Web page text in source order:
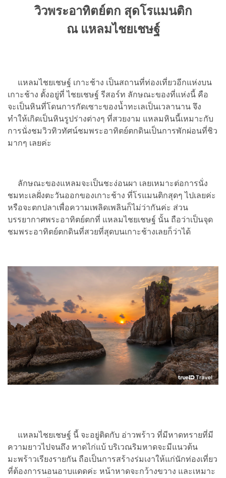
วิวพระอาทิตย์ตก สุดโรแมนติก
ณ แหลมไชยเชษฐ์
แหลมไชยเชษฐ์ เกาะช้าง เป็นสถานที่ท่องเที่ยวอีกแห่งบน
เกาะช้าง ตั้งอยู่ที่ ไชยเชษฐ์ รีสอร์ท ลักษณะของที่แห่งนี้ คือ
จะเป็นหินที่โดนการกัดเซาะของน้ำทะเลเป็นเวลานาน จึง
ทำให้เกิดเป็นหินรูปร่างต่างๆ ที่สวยงาม แหลมหินนี้เหมาะกับ
การนั่งชมวิวทิวทัศน์ชมพระอาทิตย์ตกดินเป็นการพักผ่อนที่ชิว
มากๆ เลยค่ะ
ลักษณะของแหลมจะเป็นชะง่อนผา เลยเหมาะต่อการนั่ง
ชมทะเลฝั่งตะวันออกของเกาะช้าง ที่โรแมนติกสุดๆ ไปเลยค่ะ
หรือจะตกปลาเพื่อความเพลิดเพลินก็ไม่ว่ากันค่ะ ส่วน
บรรยากาศพระอาทิตย์ตกที่ แหลมไชยเชษฐ์ นั้น ถือว่าเป็นจุด
ชมพระอาทิตย์ตกดินที่สวยที่สุดบนเกาะช้างเลยก็ว่าได้
แหลมไชยเชษฐ์ นี้ จะอยู่ติดกับ อ่าวพร้าว ที่มีหาดทรายที่มี
ความยาวไปจนถึง หาดไก่แบ้ บริเวณริมหาดจะมีแนวต้น
มะพร้าวเรียงรายกัน ถือเป็นการสร้างร่มเงาให้แก่นักท่องเที่ยว
ที่ต้องการนอนอาบแดดค่ะ หน้าหาดจะกว้างขวาง และเหมาะ